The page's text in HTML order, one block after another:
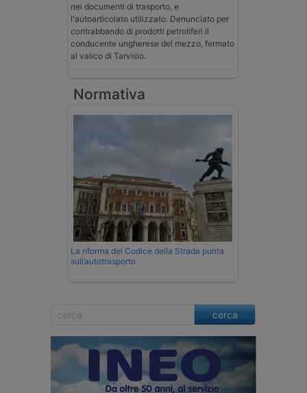
nei documenti di trasporto, e
l'autoarticolato utilizzato. Denunciato per
contrabbando di prodotti petroliferi il
conducente ungherese del mezzo, fermato
al valico di Tarvisio.
Normativa
La riforma del Codice della Strada punta
sull’autotrasporto
cerca